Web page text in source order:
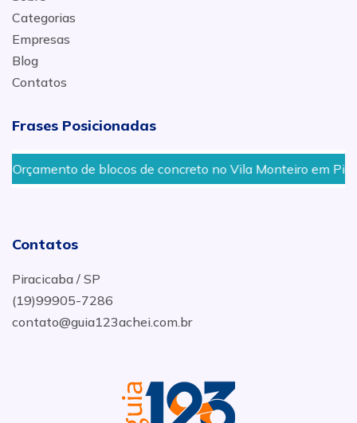
Categorias
Empresas
Blog
Contatos
Frases Posicionadas
de blocos de concreto no Vila Monteiro em
Contatos
Piracicaba / SP
(19)99905-7286
contato@guia123achei.com.br